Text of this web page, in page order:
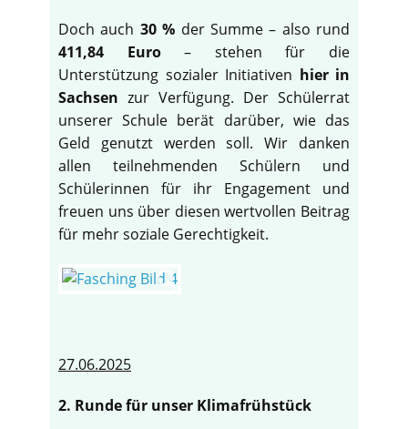
Doch auch 30 % der Summe – also rund
411,84 Euro– stehen für die
Unterstützung sozialer Initiativen hier in
Sachsen zur Verfügung. Der Schülerrat
unserer Schule berät darüber, wie das
Geld genutzt werden soll. Wir danken
allen teilnehmenden Schülern und
Schülerinnen für ihr Engagement und
freuen uns über diesen wertvollen Beitrag
für mehr soziale Gerechtigkeit.
27.06.2025
2. Runde für unser Klimafrühstück